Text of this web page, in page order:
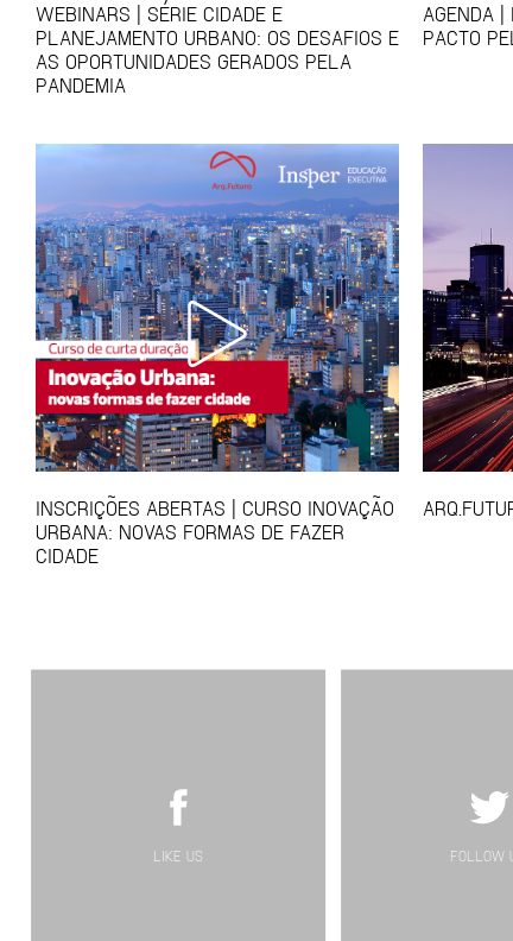
WEBINARS | SÉRIE CIDADE E
PLANEJAMENTO URBANO: OS DESAFIOS E
AS OPORTUNIDADES GERADOS PELA
PANDEMIA
AGENDA |
PACTO
INSCRIÇÕES ABERTAS | CURSO INOVAÇÃO
URBANA: NOVAS FORMAS DE FAZER
CIDADE
LIKE US FOLLOW